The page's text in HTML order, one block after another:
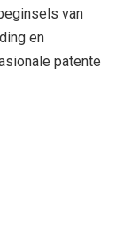
van
en
patente